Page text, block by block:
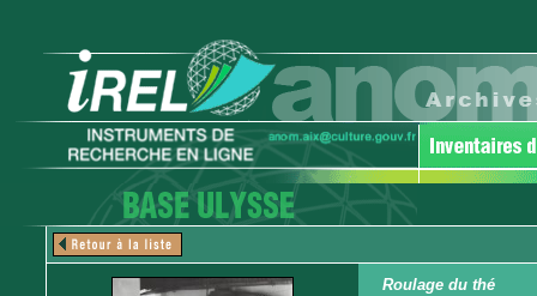
Roulage du thé